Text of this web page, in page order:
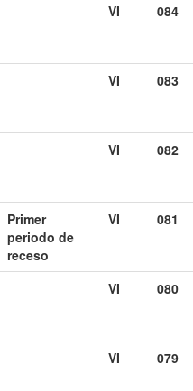
VI 084
VI 083
VI 082
Primer
periodo de
receso
VI 081
VI 080
VI 079